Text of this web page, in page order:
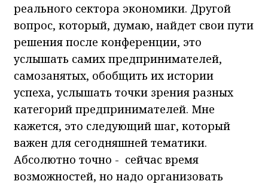
реального сектора экономики. Другой
вопрос, который, думаю, найдет свои пути
решения после конференции, это
услышать самих предпринимателей,
самозанятых, обобщить их истории
успеха, услышать точки зрения разных
категорий предпринимателей. Мне
кажется, это следующий шаг, который
важен для сегодняшней тематики.
Абсолютно точно - сейчас время
возможностей, но надо организовать